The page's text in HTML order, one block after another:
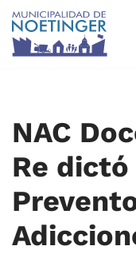
Saltar
NAC
Re